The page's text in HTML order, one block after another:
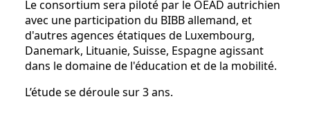
Le consortium sera piloté par le OEAD autrichien
avec une participation du BIBB allemand, et
d'autres agences étatiques de Luxembourg,
Danemark, Lituanie, Suisse, Espagne agissant
dans le domaine de l'éducation et de la mobilité.
L’étude se déroule sur 3 ans.